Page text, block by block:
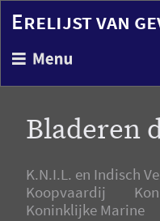
en
inhoud
gaan
Erelijst van
Zoek op naam
Bladeren
K.N.I.L. en Indisch
Koopvaardij
Koninklijke Marine